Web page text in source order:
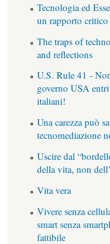
Tecnologia ed
un rapporto critico
The traps of
and reflections
U.S. Rule 41 -
governo USA
italiani!
Una carezza può
tecnomediazione
Uscire dal
della vita, non
Vita vera
Vivere senza
smart senza
fattibile